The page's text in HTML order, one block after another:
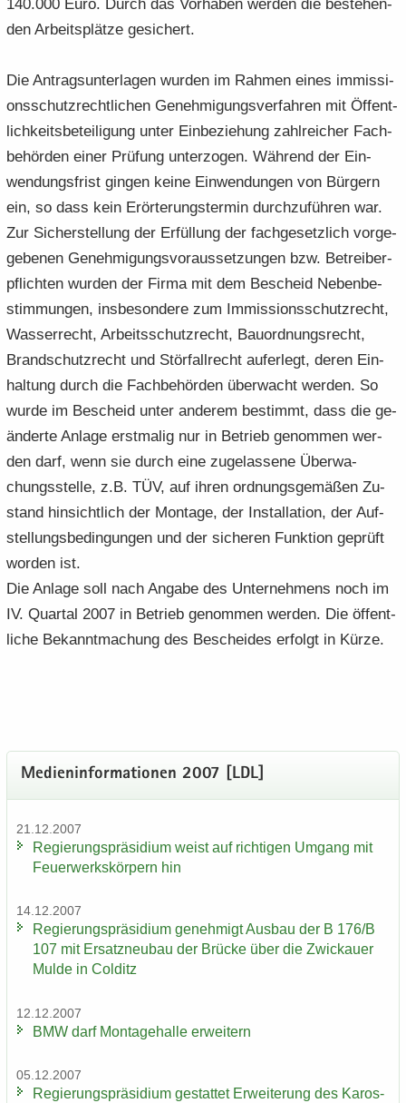
140.000 Euro. Durch das Vor­ha­ben wer­den die be­stehen­
den Ar­beits­plät­ze ge­si­chert.
Die An­trags­un­ter­la­gen wur­den im Rah­men eines im­mis­si­
ons­schutz­recht­li­chen Ge­neh­mi­gungs­ver­fah­ren mit Öf­fent­
lich­keits­be­tei­li­gung unter Ein­be­zie­hung zahl­rei­cher Fach­
be­hör­den einer Prü­fung un­ter­zo­gen. Wäh­rend der Ein­
wen­dungs­frist gin­gen keine Ein­wen­dun­gen von Bür­gern
ein, so dass kein Er­ör­te­rungs­ter­min durch­zu­füh­ren war.
Zur Si­cher­stel­lung der Er­fül­lung der fach­ge­setz­lich vor­ge­
ge­be­nen Ge­neh­mi­gungs­vor­aus­set­zun­gen bzw. Be­trei­ber­
pflich­ten wur­den der Firma mit dem Be­scheid Ne­ben­be­
stim­mun­gen, ins­be­son­de­re zum Im­mis­si­ons­schutz­recht,
Was­ser­recht, Ar­beits­schutz­recht, Bau­ord­nungs­recht,
Brand­schutz­recht und Stör­fall­recht auf­er­legt, deren Ein­
hal­tung durch die Fach­be­hör­den über­wacht wer­den. So
wurde im Be­scheid unter an­de­rem be­stimmt, dass die ge­
än­der­te An­la­ge erst­ma­lig nur in Be­trieb ge­nom­men wer­
den darf, wenn sie durch eine zu­ge­las­se­ne Über­wa­
chungs­stel­le, z.B. TÜV, auf ihren ord­nungs­ge­mä­ßen Zu­
stand hin­sicht­lich der Mon­ta­ge, der In­stal­la­ti­on, der Auf­
stel­lungs­be­din­gun­gen und der si­che­ren Funk­ti­on ge­prüft
wor­den ist.
Die An­la­ge soll nach An­ga­be des Un­ter­neh­mens noch im
IV. Quar­tal 2007 in Be­trieb ge­nom­men wer­den. Die öf­fent­
li­che Be­kannt­ma­chung des Be­schei­des er­folgt in Kürze.
Me­di­en­in­for­ma­tio­nen 2007 [LDL]
21.12.2007
Re­gie­rungs­prä­si­di­um weist auf rich­ti­gen Um­gang mit
Feu­er­werks­kör­pern hin
14.12.2007
Re­gie­rungs­prä­si­di­um ge­neh­migt Aus­bau der B 176/B
107 mit Er­satz­neu­bau der Brü­cke über die Zwi­ckau­er
Mulde in Col­ditz
12.12.2007
BMW darf Mon­ta­ge­hal­le er­wei­tern
05.12.2007
Re­gie­rungs­prä­si­di­um ge­stat­tet Er­wei­te­rung des Ka­ros­